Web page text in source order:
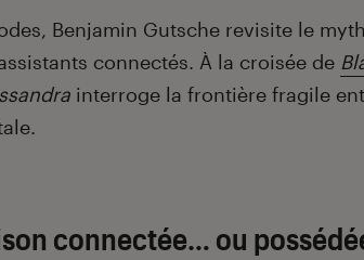
Benjamin Gutsche revisite le
connectés. À la croisée de
interroge la frontière fragile
connectée… ou